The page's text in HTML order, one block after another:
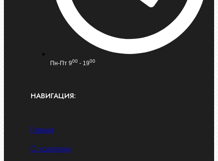
Пн-Пт 900 - 1900
НАВИГАЦИЯ:
Главная
О компании